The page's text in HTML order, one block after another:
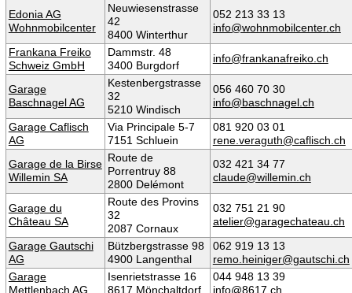
Edonia AG
Wohnmobilcenter
Neuwiesenstrasse
42
8400 Winterthur
052 213 33 13
info@wohnmobilcenter.ch
Frankana Freiko
Schweiz GmbH
Dammstr. 48
3400 Burgdorf
info@frankanafreiko.ch
Garage
Baschnagel AG
Kestenbergstrasse
32
5210 Windisch
056 460 70 30
info@baschnagel.ch
Garage Caflisch
AG
Via Principale 5-7
7151 Schluein
081 920 03 01
rene.veraguth@caflisch.ch
Garage de la Birse
Willemin SA
Route de
Porrentruy 88
2800 Delémont
032 421 34 77
claude@willemin.ch
Garage du
Château SA
Route des Provins
32
2087 Cornaux
032 751 21 90
atelier@garagechateau.ch
Garage Gautschi
AG
Bützbergstrasse 98
4900 Langenthal
062 919 13 13
remo.heiniger@gautschi.ch
Garage
Mettlenbach AG
Isenrietstrasse 16
8617 Mönchaltdorf
044 948 13 39
info@8617.ch